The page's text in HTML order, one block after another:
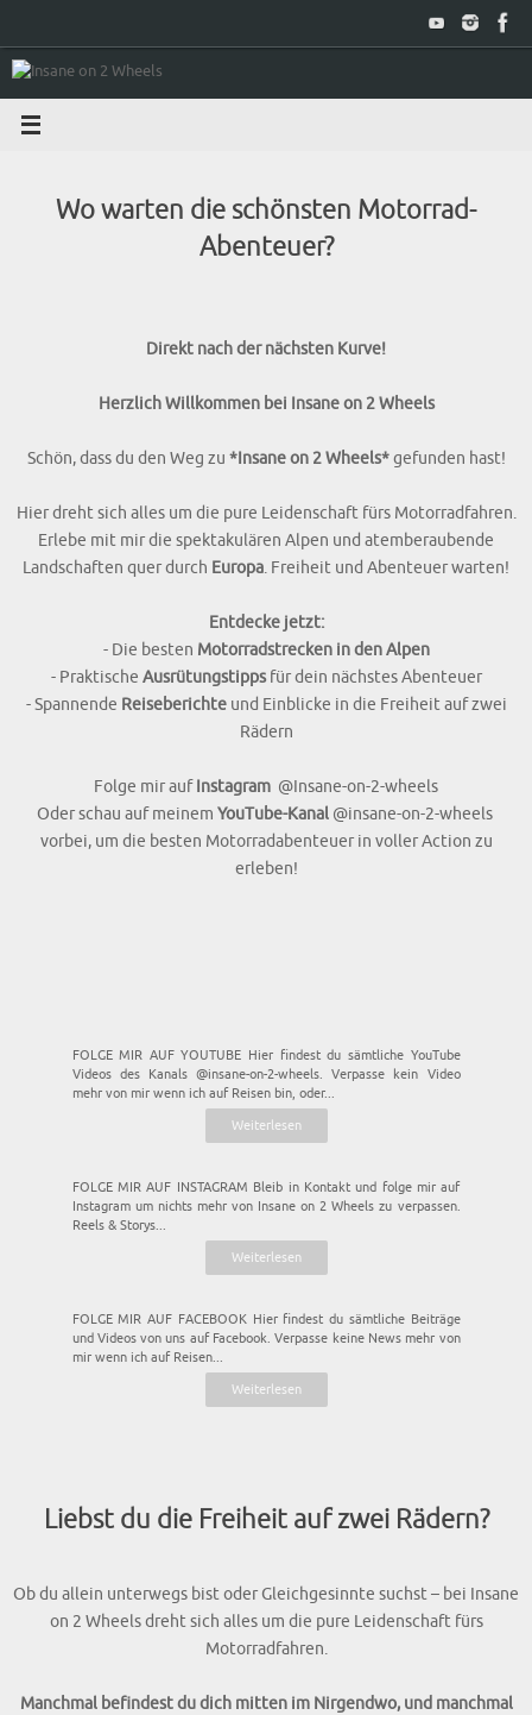
springen
Wo warten die schönsten Motorrad-
Abenteuer?
Direkt nach der nächsten Kurve!
Herzlich Willkommen bei Insane on 2 Wheels
Schön, dass du den Weg zu *Insane on 2 Wheels*gefunden hast!
Hier dreht sich alles um die pure Leidenschaft fürs Motorradfahren.
Erlebe mit mir die spektakulären Alpen und atemberaubende
Landschaften quer durch Europa. Freiheit und Abenteuer warten!
Entdecke jetzt:
- Die besten Motorradstrecken in den Alpen
- Praktische Ausrütungstippsfür dein nächstes Abenteuer
- Spannende Reiseberichteund Einblicke in die Freiheit auf zwei
Rädern
Folge mir aufInstagram @Insane-on-2-wheels
Oder schau auf meinem YouTube-Kanal @insane-on-2-wheels
vorbei, um die besten Motorradabenteuer in voller Action zu
erleben!
FOLGE MIR AUF YOUTUBE Hier findest du sämtliche YouTube
Videos des Kanals @insane-on-2-wheels. Verpasse kein Video
mehr von mir wenn ich auf Reisen bin, oder...
Weiterlesen
FOLGE MIR AUF INSTAGRAM Bleib in Kontakt und folge mir auf
Instagram um nichts mehr von Insane on 2 Wheels zu verpassen.
Reels & Storys...
Weiterlesen
FOLGE MIR AUF FACEBOOK Hier findest du sämtliche Beiträge
und Videos von uns auf Facebook. Verpasse keine News mehr von
mir wenn ich auf Reisen...
Weiterlesen
Liebst du die Freiheit auf zwei Rädern?
Ob du allein unterwegs bist oder Gleichgesinnte suchst – bei Insane
on 2 Wheels dreht sich alles um die pure Leidenschaft fürs
Motorradfahren.
Manchmal befindest du dich mitten im Nirgendwo, und manchmal